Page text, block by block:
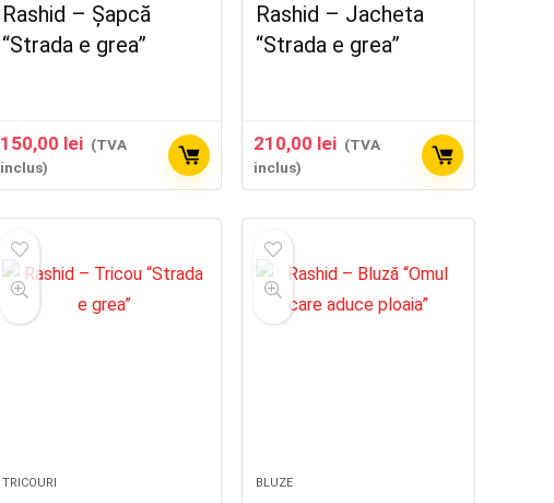
Rashid – Șapcă
“Strada e grea”
150,00 lei (TVA
inclus)
Rashid – Jacheta
“Strada e grea”
210,00 lei (TVA
inclus)
TRICOURI BLUZE